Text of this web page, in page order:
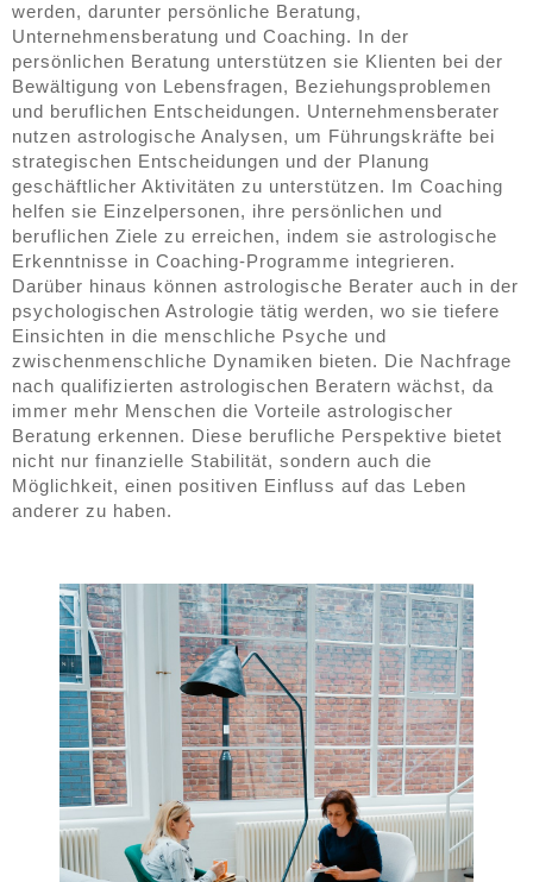
werden, darunter persönliche Beratung,
Unternehmensberatung und Coaching. In der
persönlichen Beratung unterstützen sie Klienten bei der
Bewältigung von Lebensfragen, Beziehungsproblemen
und beruflichen Entscheidungen. Unternehmensberater
nutzen astrologische Analysen, um Führungskräfte bei
strategischen Entscheidungen und der Planung
geschäftlicher Aktivitäten zu unterstützen. Im Coaching
helfen sie Einzelpersonen, ihre persönlichen und
beruflichen Ziele zu erreichen, indem sie astrologische
Erkenntnisse in Coaching-Programme integrieren.
Darüber hinaus können astrologische Berater auch in der
psychologischen Astrologie tätig werden, wo sie tiefere
Einsichten in die menschliche Psyche und
zwischenmenschliche Dynamiken bieten. Die Nachfrage
nach qualifizierten astrologischen Beratern wächst, da
immer mehr Menschen die Vorteile astrologischer
Beratung erkennen. Diese berufliche Perspektive bietet
nicht nur finanzielle Stabilität, sondern auch die
Möglichkeit, einen positiven Einfluss auf das Leben
anderer zu haben.